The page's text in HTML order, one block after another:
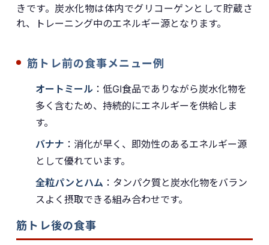
きです。炭水化物は体内でグリコーゲンとして貯蔵さ
れ、トレーニング中のエネルギー源となります。
筋トレ前の食事メニュー例
オートミール ：低GI食品でありながら炭水化物を
多く含むため、持続的にエネルギーを供給しま
す。
バナナ ：消化が早く、即効性のあるエネルギー源
として優れています。
全粒パンとハム ：タンパク質と炭水化物をバラン
スよく摂取できる組み合わせです。
筋トレ後の食事